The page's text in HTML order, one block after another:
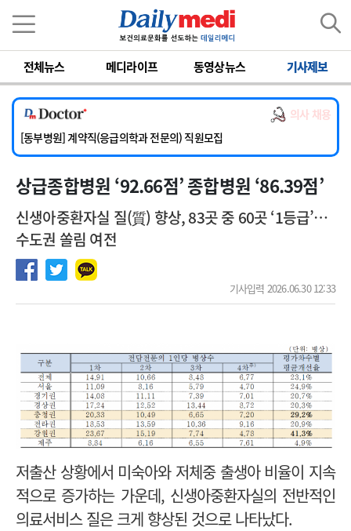
전체뉴스 메디라이프 동영상뉴스 기사제보
의사 채용
[서울아산병원] 2026년 하반기 인턴 모집
[영남대학교의료원] 마취통증의학과 임기제 임상의사 채용
[충남대학교병원] 소아청소년과(소아응급전담) 계약직 의사 공개채용
[동부병원] 계약직(응급의학과 전문의) 직원모집
[이대목동병원] 하반기 전공의(레지던트1년차) 모집
[서울아산병원] 2026년 하반기 인턴 모집
상급종합병원 ‘92.66점’ 종합병원 ‘86.39점’
신생아중환자실 질(質) 향상, 83곳 중 60곳 ‘1등급’…
수도권 쏠림 여전
기사입력 2026.06.30 12:33
저출산 상황에서 미숙아와 저체중 출생아 비율이 지속
적으로 증가하는 가운데, 신생아중환자실의 전반적인
의료서비스 질은 크게 향상된 것으로 나타났다.